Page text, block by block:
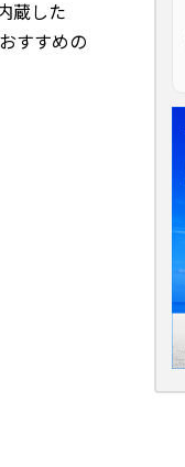
蔵した
すすめの